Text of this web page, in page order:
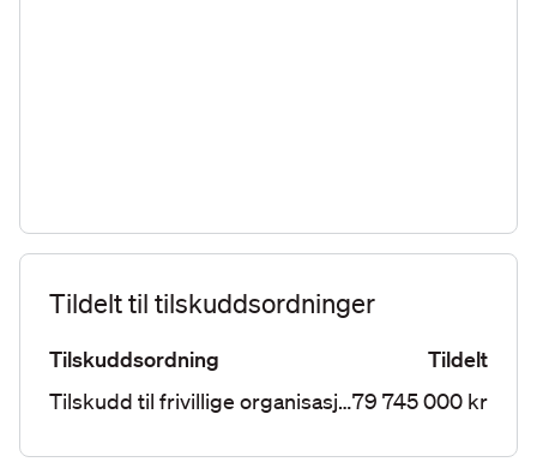
Tildelt til tilskuddsordninger
Tilskuddsordning
Tildelt
Tilskudd til frivillige organisasjoner på forsvars- og sikkerhetsområdet79 745 000 kr